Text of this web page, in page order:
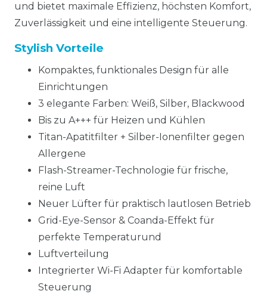
und bietet maximale Effizienz, höchsten Komfort,
Zuverlässigkeit und eine intelligente Steuerung.
Stylish Vorteile
Kompaktes, funktionales Design für alle
Einrichtungen
3 elegante Farben: Weiß, Silber, Blackwood
Bis zu A+++ für Heizen und Kühlen
Titan-Apatitfilter + Silber-Ionenfilter gegen
Allergene
Flash-Streamer-Technologie für frische,
reine Luft
Neuer Lüfter für praktisch lautlosen Betrieb
Grid-Eye-Sensor & Coanda-Effekt für
perfekte Temperaturund
Luftverteilung
Integrierter Wi-Fi Adapter für komfortable
Steuerung